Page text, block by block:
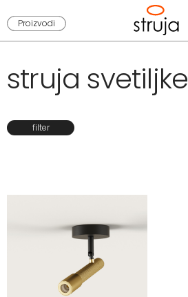
Proizvodi
struja svetiljke
filter